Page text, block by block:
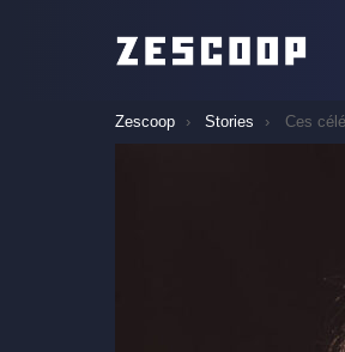
You are here:
Zescoop Stories Ces